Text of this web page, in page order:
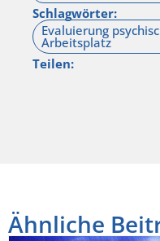
Schlagwörter:
Teilen:
Ähnliche